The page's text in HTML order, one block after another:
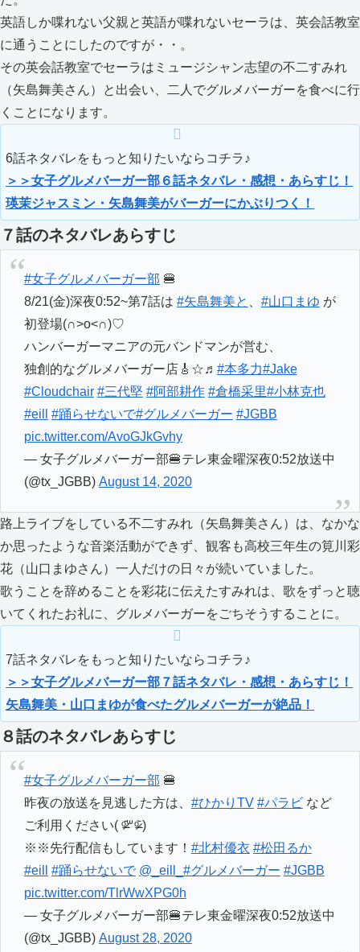
英語しか喋れない父親と英語が喋れないセーラは、英会話教室
に通うことにしたのですが・・。
その英会話教室でセーラはミュージシャン志望の不二すみれ
（矢島舞美さん）と出会い、二人でグルメバーガーを食べに行
くことになります。
6話ネタバレをもっと知りたいならコチラ♪
＞＞女子グルメバーガー部６話ネタバレ・感想・あらすじ！
瑛茉ジャスミン・矢島舞美がバーガーにかぶりつく！
７話のネタバレあらすじ
#女子グルメバーガー部 🍔
8/21(金)深夜0:52~第7話は #矢島舞美と #山口まゆ が
初登場(∩˃o˂∩)♡
ハンバーガーマニアの元バンドマンが営む、
独創的なグルメバーガー店🎸☆♬ #本多力#Jake
#Cloudchair #三代堅 #阿部耕作 #倉橋采里#小林克也
#eill
#踊らせないで#グルメバーガー #JGBB
pic.twitter.com/AvoGJkGvhy
— 女子グルメバーガー部🍔テレ東金曜深夜0:52放送中
(@tx_JGBB) August 14, 2020
路上ライブをしている不二すみれ（矢島舞美さん）は、なかな
か思ったような音楽活動ができず、観客も高校三年生の筧川彩
花（山口まゆさん）一人だけの日々が続いていました。
歌うことを辞めることを彩花に伝えたすみれは、歌をずっと聴
いてくれたお礼に、グルメバーガーをごちそうすることに。
7話ネタバレをもっと知りたいならコチラ♪
＞＞女子グルメバーガー部７話ネタバレ・感想・あらすじ！
矢島舞美・山口まゆが食べたグルメバーガーが絶品！
８話のネタバレあらすじ
#女子グルメバーガー部 🍔
昨夜の放送を見逃した方は、 #ひかりTV #パラビなど
ご利用ください( ᵒ̴̶̷᷄꒳ᵒ̴̶̷᷅ )
※※先行配信もしています！ #北村優衣 #松田るか
#eill
#踊らせないで @_eill_ #グルメバーガー #JGBB
pic.twitter.com/TlrWwXPG0h
— 女子グルメバーガー部🍔テレ東金曜深夜0:52放送中
(@tx_JGBB) August 28, 2020